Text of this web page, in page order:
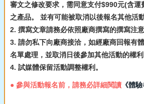
審文之修改要求，需同意支付$990元(含運
之產品。 並有可能被取消以後報名其他活
2. 撰寫文章請務必依照廠商撰寫的撰寫注意
3. 請勿私下向廠商接洽，如經廠商回報有
名單處理，並取消日後參加其他活動的權利
4. 試媒體保留活動調整權利。
● 參與活動報名前，請務必詳細閱讀 《體